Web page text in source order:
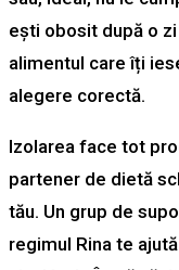
ești obosit după o
alimentul care îți
alegere corectă.
Izolarea face tot
partener de dietă
tău. Un grup de
regimul Rina te